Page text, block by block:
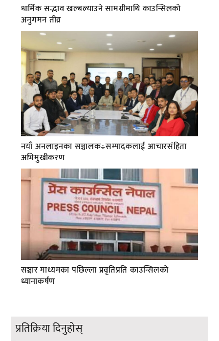
धार्मिक सद्भाव खल्बल्याउने सामग्रीमाथि काउन्सिलको
अनुगमन तीव्र
नयाँ अनलाइनका सञ्चालक÷सम्पादकलाई आचारसंहिता
अभिमुखीकरण
सञ्चार माध्यमका पछिल्ला प्रवृतिप्रति काउन्सिलको
ध्यानाकर्षण
प्रतिक्रिया दिनुहोस्